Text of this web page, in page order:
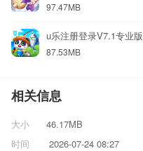
97.47MB
u乐注册登录V7.1专业版
87.53MB
相关信息
大小
46.17MB
时间
2026-07-24 08:27